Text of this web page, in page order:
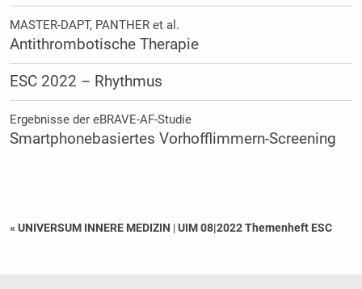
MASTER-DAPT, PANTHER et al.
Antithrombotische Therapie
ESC 2022 – Rhythmus
Ergebnisse der eBRAVE-AF-Studie
Smartphonebasiertes Vorhofflimmern-Screening
« UNIVERSUM INNERE MEDIZIN |UIM 08|2022 Themenheft ESC